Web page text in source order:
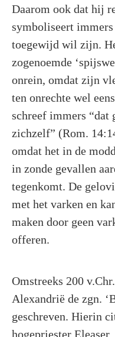
Daarom ook dat hij
symboliseert
toegewijd wil zijn.
zogenoemde
onrein, omdat zijn
ten onrechte wel
schreef immers “dat
zichzelf” (Rom.
omdat het in de
in zonde gevallen
tegenkomt. De
met het varken en
maken door geen
offeren.
Omstreeks 200
Alexandrië de zgn.
geschreven. Hierin
hogepriester